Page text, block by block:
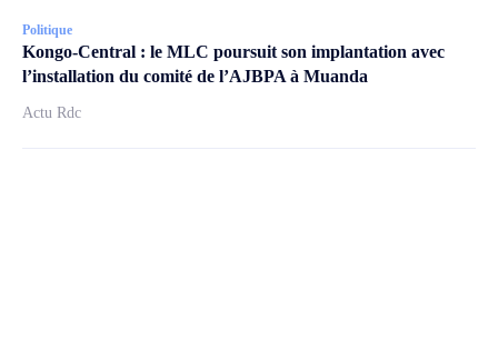
Politique
Kongo-Central : le MLC poursuit son implantation avec
l’installation du comité de l’AJBPA à Muanda
Actu Rdc